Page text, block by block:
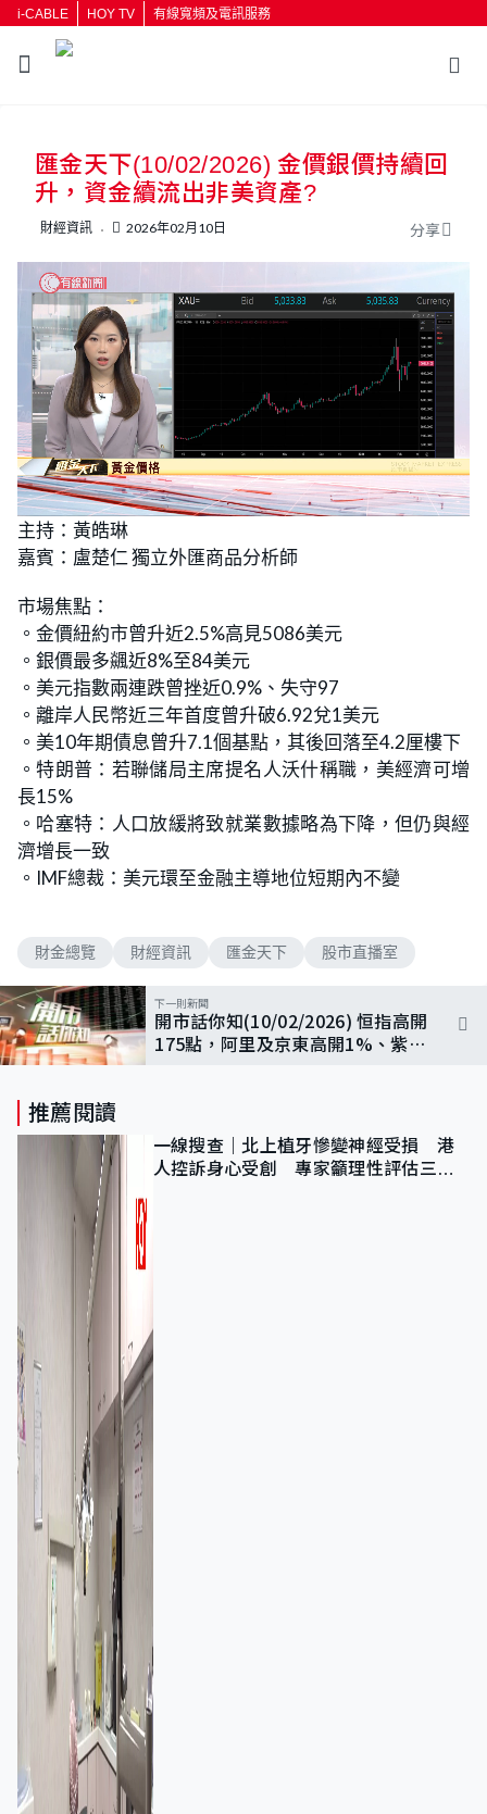
i-CABLE HOY TV 有線寬頻及電訊服務
按輸入鍵開始搜尋
匯金天下(10/02/2026) 金價銀價持續回
升，資金續流出非美資產?
財經資訊 2026年02月10日 分享
U
n
m
u
t
e
L
o
e
d
7
%
主持：黃皓琳
嘉賓：盧楚仁 獨立外匯商品分析師
市場焦點：
。金價紐約市曾升近2.5%高見5086美元
。銀價最多飊近8%至84美元
。美元指數兩連跌曾挫近0.9%、失守97
。離岸人民幣近三年首度曾升破6.92兌1美元
。美10年期債息曾升7.1個基點，其後回落至4.2厘樓下
。特朗普：若聯儲局主席提名人沃什稱職，美經濟可增
長15%
。哈塞特：人口放緩將致就業數據略為下降，但仍與經
濟增長一致
。IMF總裁：美元環至金融主導地位短期內不變
財金總覽 財經資訊 匯金天下 股市直播室
下一則新聞
開市話你知(10/02/2026) 恒指高開
175點，阿里及京東高開1%、紫金
推薦閱讀
一線搜查｜北上植牙慘變神經受損 港
人控訴身心受創 專家籲理性評估三大